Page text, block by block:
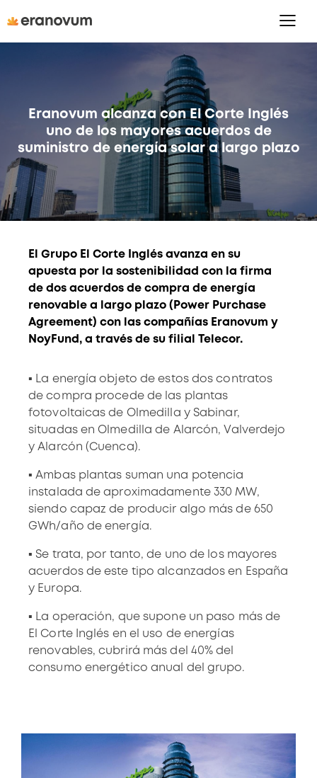
Eranovum alcanza con El Corte Inglés
uno de los mayores acuerdos de
suministro de energía solar a largo plazo
El Grupo El Corte Inglés avanza en su
apuesta por la sostenibilidad con la firma
de dos acuerdos de compra de energía
renovable a largo plazo (Power Purchase
Agreement) con las compañías Eranovum y
NoyFund, a través de su filial Telecor.
▪ La energía objeto de estos dos contratos
de compra procede de las plantas
fotovoltaicas de Olmedilla y Sabinar,
situadas en Olmedilla de Alarcón, Valverdejo
y Alarcón (Cuenca).
▪ Ambas plantas suman una potencia
instalada de aproximadamente 330 MW,
siendo capaz de producir algo más de 650
GWh/año de energía.
▪ Se trata, por tanto, de uno de los mayores
acuerdos de este tipo alcanzados en España
y Europa.
▪ La operación, que supone un paso más de
El Corte Inglés en el uso de energías
renovables, cubrirá más del 40% del
consumo energético anual del grupo.